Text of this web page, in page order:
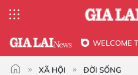
WELCOME
XÃ HỘI ĐỜI SỐNG